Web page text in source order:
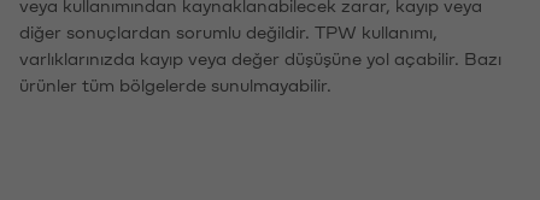
veya kullanımından kaynaklanabilecek zarar, kayıp veya
diğer sonuçlardan sorumlu değildir. TPW kullanımı,
varlıklarınızda kayıp veya değer düşüşüne yol açabilir. Bazı
ürünler tüm bölgelerde sunulmayabilir.